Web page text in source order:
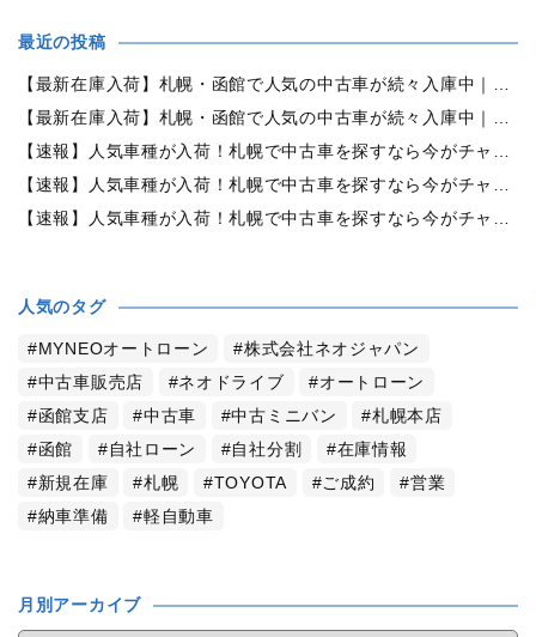
最近の投稿
【最新在庫入荷】札幌・函館で人気の中古車が続々入庫中｜早い者勝ち！【日産 セレナ2.0HスターVセレクション+Safety 4WD】
【最新在庫入荷】札幌・函館で人気の中古車が続々入庫中｜早い者勝ち！【ホンダ オデッセイ2.4Mエアロパッケージ 4WD】
【速報】人気車種が入荷！札幌で中古車を探すなら今がチャンス！早い者勝ち！【トヨタ・シエンタ1.5G 4WD】
【速報】人気車種が入荷！札幌で中古車を探すなら今がチャンス！早い者勝ち！【日産・エルグランド 3.5 350ハイウェイスターアーバンクロム4WD】
【速報】人気車種が入荷！札幌で中古車を探すなら今がチャンス！早い者勝ち！【ホンダ・オデッセイ 2.4アブソルートEXホンダセンシング 4WD】
人気のタグ
MYNEOオートローン
株式会社ネオジャパン
中古車販売店
ネオドライブ
オートローン
函館支店
中古車 中古ミニバン
札幌本店
函館
自社ローン 自社分割
在庫情報
新規在庫
札幌 TOYOTA ご成約
営業
納車準備
軽自動車
月別アーカイブ